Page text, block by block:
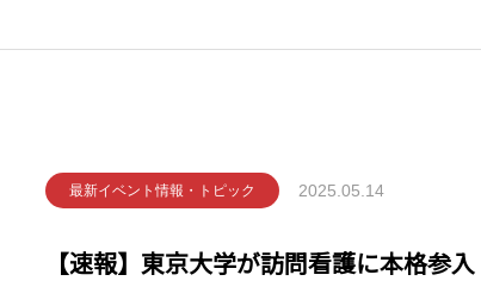
最新イベント情報・トピック 2025.05.14
【速報】東京大学が訪問看護に本格参